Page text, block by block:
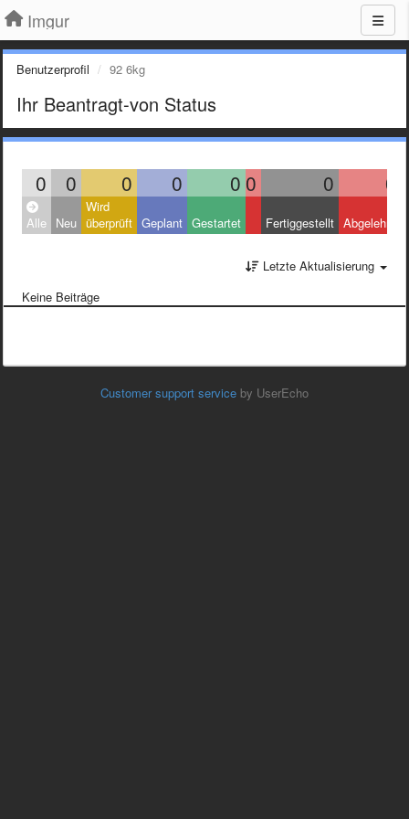
Imgur
Benutzerprofil 92 6kg
Ihr Beantragt-von Status
0 0 0 0 0 0 0 0
Alle Neu
Wird
überprüft Geplant Gestartet Fertiggestellt Abgelehnt
Letzte Aktualisierung
Keine Beiträge
Customer support service by UserEcho